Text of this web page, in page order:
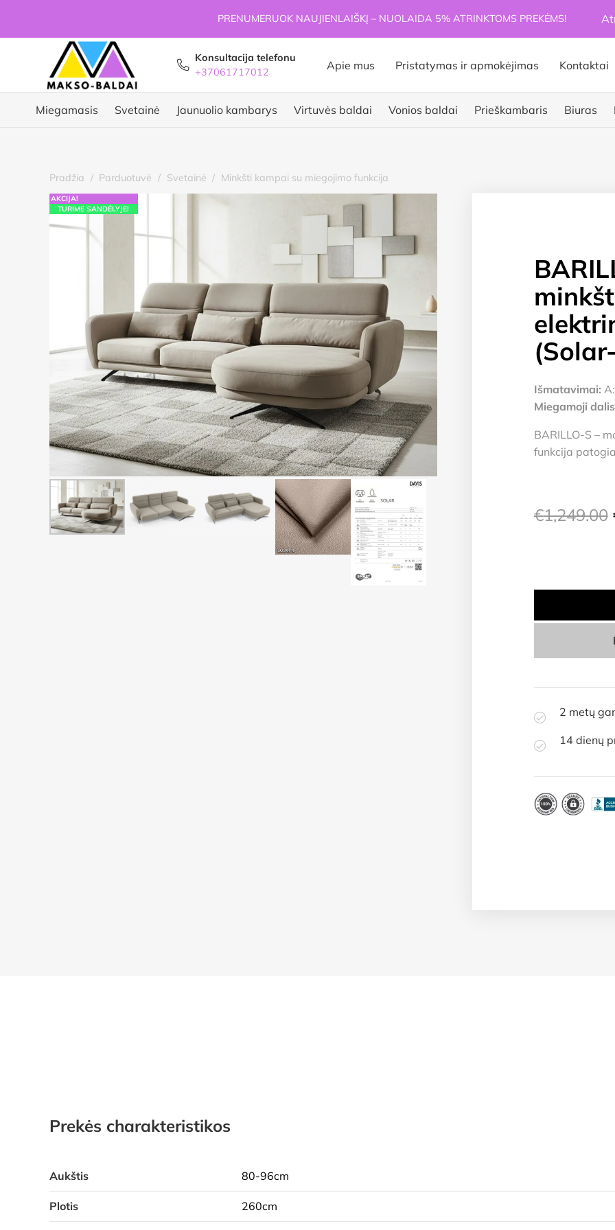
PRENUMERUOK NAUJIENLAIŠKĮ – NUOLAIDA 5% ATRINKTOMS PREKĖMS!
Konsultacija telefonu
+37061717012
Apie mus Pristatymas ir apmokėjimas Kontaktai
Miegamasis Svetainė Jaunuolio kambarys Virtuvės baldai Vonios baldai Prieškambaris Biuras
Pradžia / Parduotuvė / Svetainė / Minkšti kampai su miegojimo funkcija
AKCIJA!
TURIME SANDĖLYJE!
Išmatavimai:
Miegamoji
BARILLO-S –
funkcija
€1,249.00
2 metų
14 dienų
Prekės charakteristikos
Aukštis 80-96cm
Plotis 260cm